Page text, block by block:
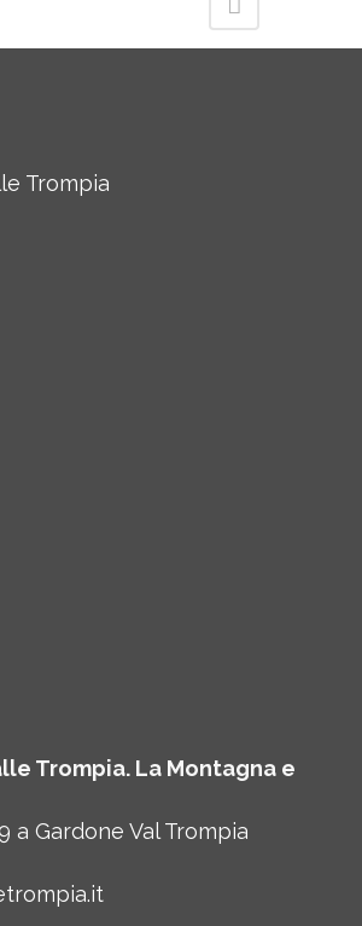
Trompia
Trompia. La Montagna e
a Gardone Val Trompia